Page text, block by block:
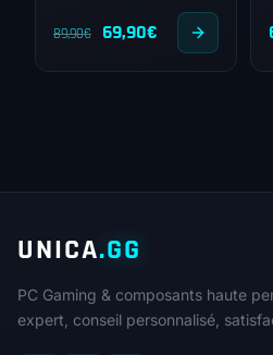
89,90€
Le
69,90€
prix
UNICA.GG
PC Gaming & composants haute
expert, conseil personnalisé,